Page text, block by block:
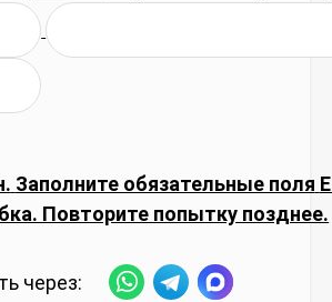
Заполните обязательные поля
Повторите попытку позднее.
через: